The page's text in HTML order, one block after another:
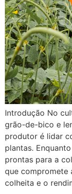
Introdução No
grão-de-bico e
produtor é lidar
plantas.
prontas para a
que compromete
colheita e o